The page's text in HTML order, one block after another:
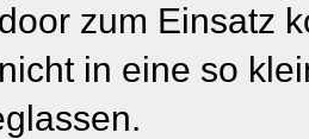
zum Einsatz
in eine so